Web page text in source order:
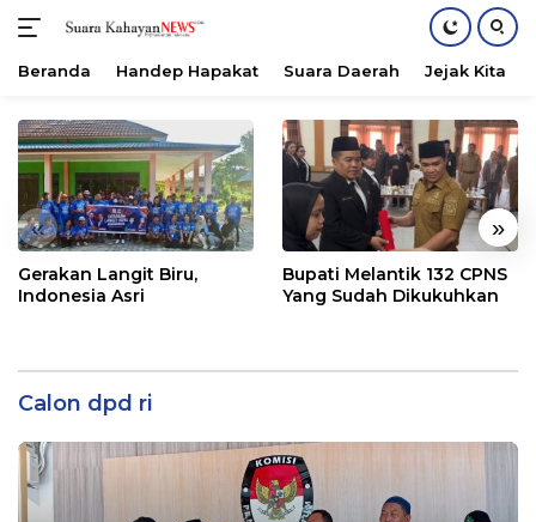
konten
Beranda Handep Hapakat Suara Daerah Jejak Kita
« »
Gerakan Langit Biru,
Indonesia Asri
Bupati Melantik 132 CPNS
Yang Sudah Dikukuhkan
Calon dpd ri